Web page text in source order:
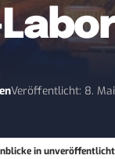
Veröffentlicht: 8.
in